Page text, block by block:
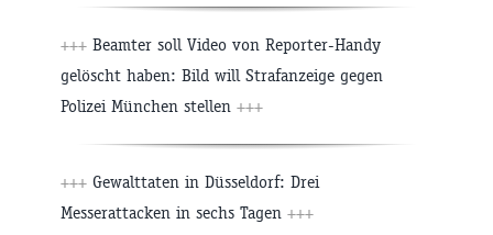
+++ Beamter soll Video von Reporter-Handy
gelöscht haben: Bild will Strafanzeige gegen
Polizei München stellen +++
+++ Gewalttaten in Düsseldorf: Drei
Messerattacken in sechs Tagen +++